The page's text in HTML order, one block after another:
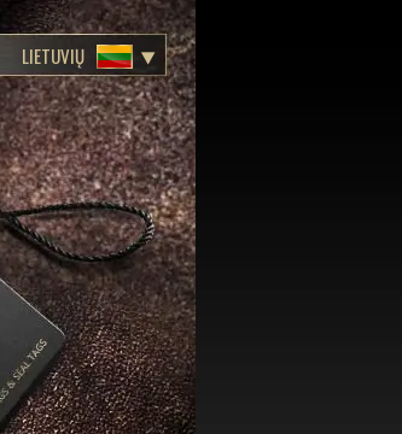
LIETUVIŲ